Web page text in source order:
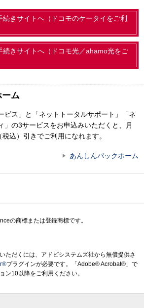
続きサイトへ（ドコモのケータイをご利
続きサイトへ（ドコモ光／ahamo光をご
ム
ビス」と「ネットトータルサポート」「ネ
」の3サービスをお申込みいただくと、月
込）引きでご利用になれます。
あんしんパックホーム
の商標または登録商標です。
ただくには、アドビシステムズ社から無償提供さ
プラグインが必要です。「Adobe® Acrobat®」で
ン10以降をご利用ください。